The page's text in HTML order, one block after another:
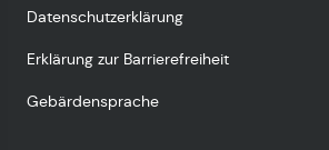
Datenschutzerklärung
Erklärung zur Barrierefreiheit
Gebärdensprache